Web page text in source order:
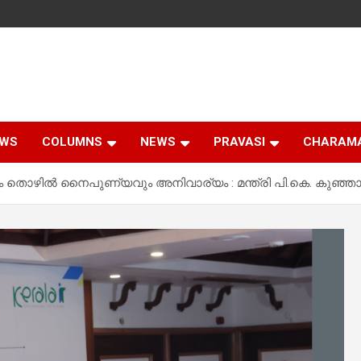
COLUMNS NEWS PRAVASI
നൈപുണ്യവും അനിവാര്യം : മന്ത്രി പി.കെ.